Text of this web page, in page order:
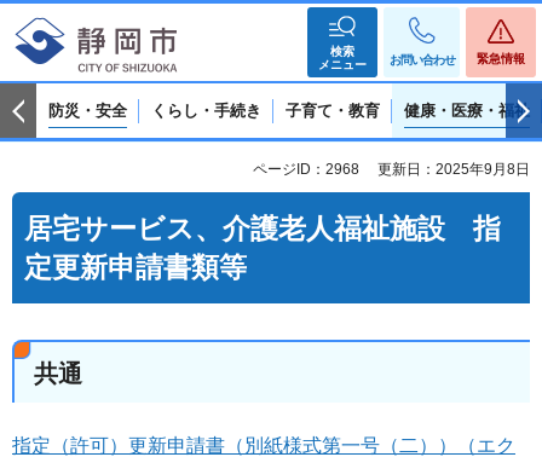
検索
メニュー
お問い合わせ 緊急情報
防災・安全 くらし・手続き 子育て・教育 健康・医療・福祉
ページID：2968 更新日：2025年9月8日
居宅サービス、介護老人福祉施設 指
定更新申請書類等
共通
指定（許可）更新申請書（別紙様式第一号（二））（エク